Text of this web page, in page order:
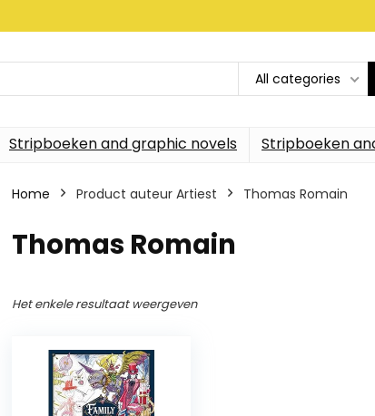
All categories
Stripboeken and graphic novels Stripboeken
Home Product auteur Artiest Thomas Romain
Thomas Romain
Het enkele resultaat weergeven